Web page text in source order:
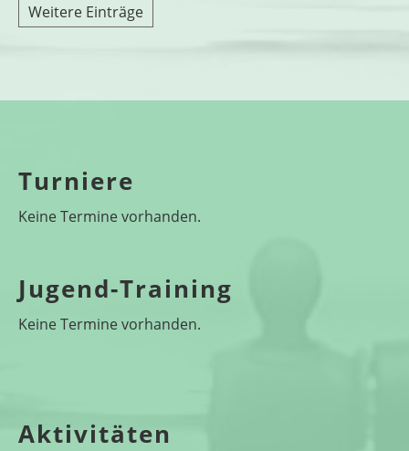
Weitere Einträge
Turniere
Keine Termine vorhanden.
Jugend-Training
Keine Termine vorhanden.
Aktivitäten